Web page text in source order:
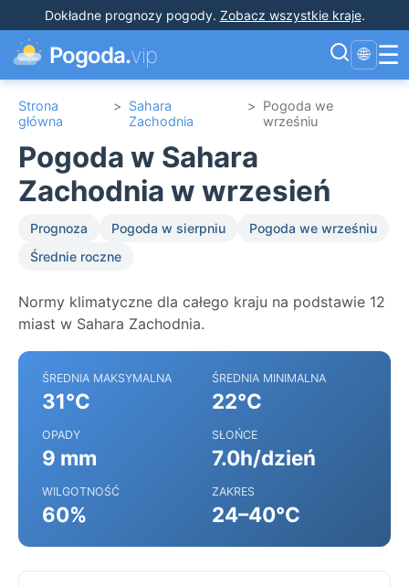
Dokładne prognozy pogody. Zobacz wszystkie kraje.
Pogoda.vip 🌐 ☰
Strona
główna
> Sahara
Zachodnia
> Pogoda we
wrześniu
Pogoda w Sahara
Zachodnia w wrzesień
Prognoza Pogoda w sierpniu
Pogoda we wrześniu
Średnie roczne
Normy klimatyczne dla całego kraju na podstawie 12
miast w Sahara Zachodnia.
ŚREDNIA MAKSYMALNA
31°C
ŚREDNIA MINIMALNA
22°C
OPADY
9 mm
SŁOŃCE
7.0h/dzień
WILGOTNOŚĆ
60%
ZAKRES
24–40°C